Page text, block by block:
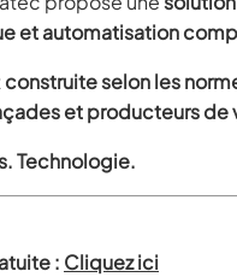
et automatisation
construite selon les
et producteurs de
Technologie.
: Cliquez ici